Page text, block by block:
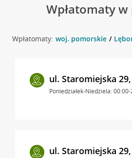
Wpłatomaty
Wpłatomaty: woj. pomorskie
ul. Staromiejska
Poniedziałek-Niedziela:
ul. Staromiejska